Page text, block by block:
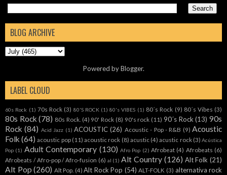
BLOG ARCHIVE
Powered byBlogger.
LABEL CLOUD
60s Rock (1) 70s Rock (3) 80'S ROCK (1) 80's VIBES (1) 80´s Rock (9) 80´s Vibes (3)
80s Rock (78) 80s Rock. (4) 90' Rock (8) 90's rock (11) 90´s Rock (13) 90s
Rock (84) Acid Jazz (1) ACOUSTIC (26) Acoustic - Pop - R&B (9) Acoustic
Folk (64) acoustic pop (11) acoustic rock (8) acustic (4) acustic rock (3) Acústica
Pop (1) Adult Contemporary (130) Afro Pop (2) Afrobeat (4) Afrobeats (6)
Afrobeats / Afro-pop / Afro-fusion (6) al (1) Alt Country (126) Alt Folk (21)
Alt Pop (260) Alt Pop. (4) Alt Rock Pop (54) ALT-FOLK (3) alternativa rock